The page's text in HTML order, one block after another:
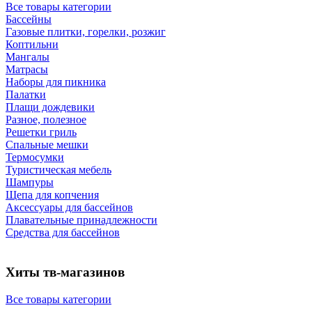
Все товары категории
Бассейны
Газовые плитки, горелки, розжиг
Коптильни
Мангалы
Матрасы
Наборы для пикника
Палатки
Плащи дождевики
Разное, полезное
Решетки гриль
Спальные мешки
Термосумки
Туристическая мебель
Шампуры
Щепа для копчения
Аксессуары для бассейнов
Плавательные принадлежности
Средства для бассейнов
Хиты тв-магазинов
Все товары категории